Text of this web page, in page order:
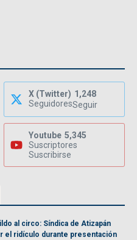
X (Twitter) 1,248
SeguidoresSeguir
Youtube 5,345
Suscriptores
Suscribirse
al circo: Síndica de Atizapán
el ridículo durante presentación